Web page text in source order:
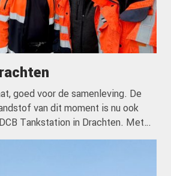
goed voor de samenleving. De
van dit moment is nu ook
Tankstation in Drachten. Met
maar liefst 85% en een veel lagere